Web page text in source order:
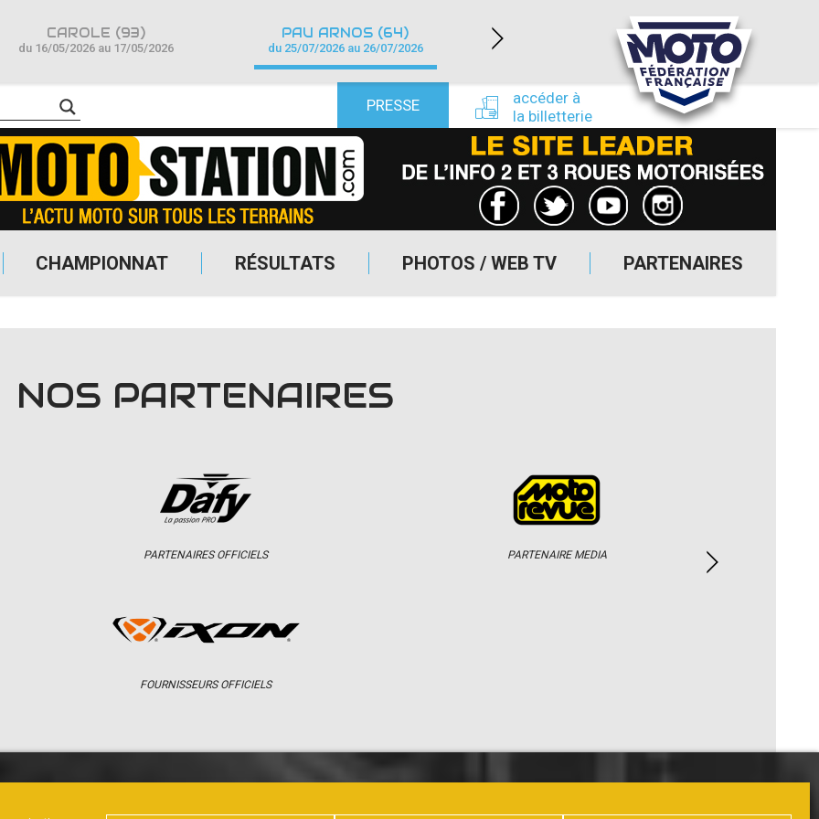
CHAMPIONNAT RÉSULTATS PHOTOS / WEB TV PARTENAIRES
PRESSE
accéder à
la billetterie
CAROLE (93)
du 16/05/2026 au 17/05/2026
PAU ARNOS (64)
du 25/07/2026 au 26/07/2026
LÉDENON (30)
du 22/08/2026 au 23/08/2026
NOS PARTENAIRES
PARTENAIRES OFFICIELS
FOURNISSEURS OFFICIELS
PARTENAIRE MEDIA
CHAMPIONNAT RÉSULTATS PHOTOS / WEB TV PARTENAIRES